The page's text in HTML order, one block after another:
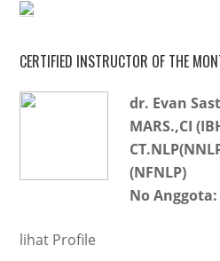
CERTIFIED INSTRUCTOR OF THE
dr. Evan
MARS.,CI
(NFNLP)
No Anggota:
lihat Profile